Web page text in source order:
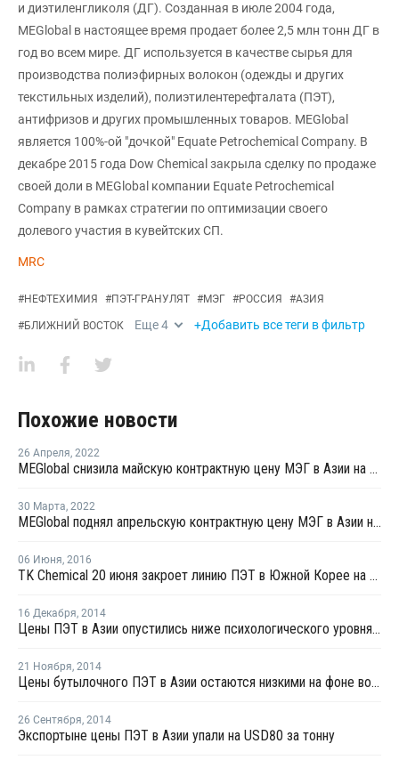
и диэтиленгликоля (ДГ). Созданная в июле 2004 года,
MEGlobal в настоящее время продает более 2,5 млн тонн ДГ в
год во всем мире. ДГ используется в качестве сырья для
производства полиэфирных волокон (одежды и других
текстильных изделий), полиэтилентерефталата (ПЭТ),
антифризов и других промышленных товаров. MEGlobal
является 100%-ой "дочкой" Equate Petrochemical Company. В
декабре 2015 года Dow Chemical закрыла сделку по продаже
своей доли в MEGlobal компании Equate Petrochemical
Company в рамках стратегии по оптимизации своего
долевого участия в кувейтских СП.
MRC
#НЕФТЕХИМИЯ #ПЭТ-ГРАНУЛЯТ #МЭГ #РОССИЯ #АЗИЯ
#БЛИЖНИЙ ВОСТОК Еще4 +Добавить все теги в фильтр
Похожие новости
26 Апреля, 2022
MEGlobal снизила майскую контрактную цену МЭГ в Азии на USD20 за тонну
30 Марта, 2022
MEGlobal поднял апрельскую контрактную цену МЭГ в Азии на USD40 за тонну
06 Июня, 2016
TK Chemical 20 июня закроет линию ПЭТ в Южной Корее на профилактику
16 Декабря, 2014
Цены ПЭТ в Азии опустились ниже психологического уровня в USD1 000 за тонну, FOB
21 Ноября, 2014
Цены бутылочного ПЭТ в Азии остаются низкими на фоне волатильности цен сырья
26 Сентября, 2014
Экспортыне цены ПЭТ в Азии упали на USD80 за тонну